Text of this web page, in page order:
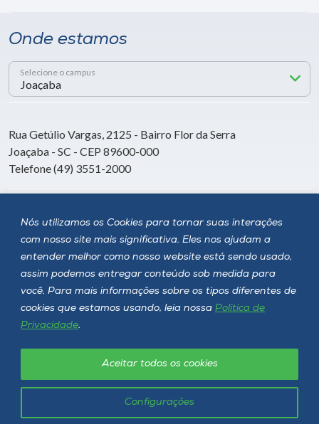
Nós utilizamos os Cookies para tornar suas interações
com nosso site mais significativa. Eles nos ajudam a
entender melhor como nosso website está sendo usado,
assim podemos entregar conteúdo sob medida para
você. Para mais informações sobre os tipos diferentes de
cookies que estamos usando, leia nossa Política de
Privacidade.
Configurações
Aceitar todos os cookies
Onde estamos
Selecione o campus
Rua Getúlio Vargas, 2125 - Bairro Flor da Serra
Joaçaba - SC - CEP 89600-000
Telefone (49) 3551-2000
Siga a Unoesc
Unoesc © 2026 - Todos os direitos reservados
Política de privacidade LGPD